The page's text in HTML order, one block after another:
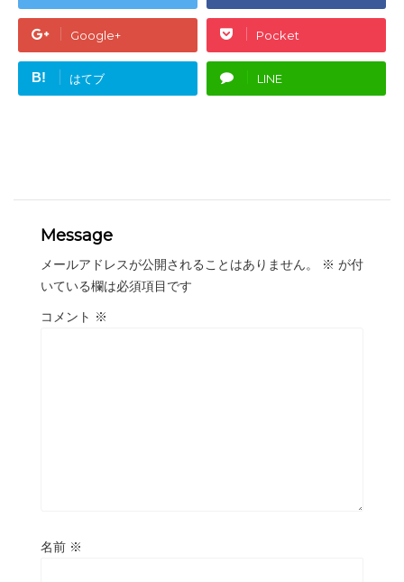
Google+ Pocket
B! はてブ LINE
Message
メールアドレスが公開されることはありません。 ※ が付
いている欄は必須項目です
コメント ※
名前 ※